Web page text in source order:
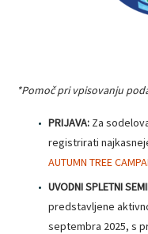
*Pomoč pri vpisovanju
PRIJAVA: Za
registrirati
AUTUMN TREE
UVODNI SPLETNI
predstavljene
septembra 2025, s